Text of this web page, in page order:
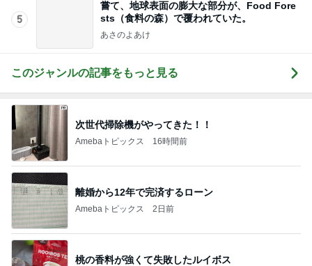
Amebaトピックス 16時間前
Amebaトピックス 2日前
桃の香料が強くて失敗したルイボス
Amebaトピックス 2日前
原田龍二の妻 新しく始めた韓国語